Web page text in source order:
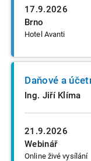
17.9.2026
Brno
Hotel Avanti
21.9.2026
Webinář
Online živé vysílání
Daňové a
Ing. Jiří Klíma